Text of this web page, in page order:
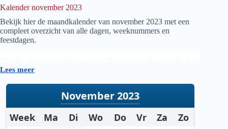
Kalender november 2023
Bekijk hier de maandkalender van november 2023 met een
compleet overzicht van alle dagen, weeknummers en
feestdagen.
Handig als je snel wilt zien op welke dag een datum valt of je
je planning voor de maand november
Lees meer
November 2023
Week Ma Di Wo Do Vr Za
Zo